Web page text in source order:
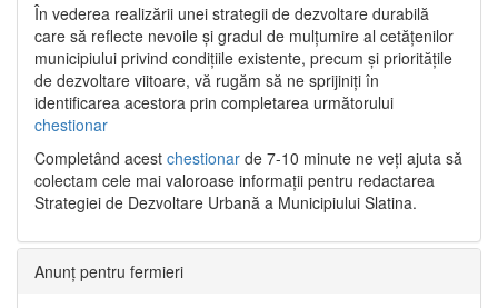
În vederea realizării unei strategii de dezvoltare durabilă
care să reflecte nevoile și gradul de mulțumire al cetățenilor
municipiului privind condițiile existente, precum și prioritățile
de dezvoltare viitoare, vă rugăm să ne sprijiniți în
identificarea acestora prin completarea următorului
chestionar
Completând acest chestionar de 7-10 minute ne veți ajuta să
colectam cele mai valoroase informații pentru redactarea
Strategiei de Dezvoltare Urbană a Municipiului Slatina.
Anunț pentru fermieri